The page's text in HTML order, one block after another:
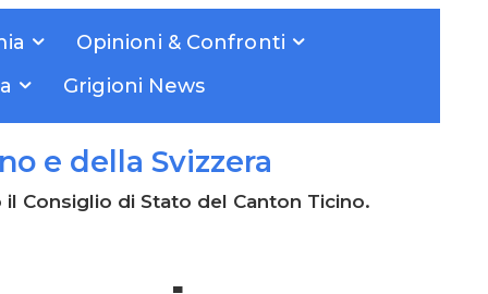
Opinioni & Confronti
Grigioni News
e della Svizzera
Consiglio di Stato del Canton Ticino.